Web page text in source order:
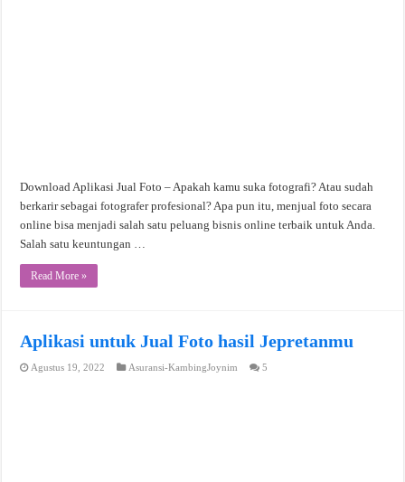
Download Aplikasi Jual Foto – Apakah kamu suka fotografi? Atau sudah
berkarir sebagai fotografer profesional? Apa pun itu, menjual foto secara
online bisa menjadi salah satu peluang bisnis online terbaik untuk Anda.
Salah satu keuntungan …
Read More »
Aplikasi untuk Jual Foto hasil Jepretanmu
Agustus 19, 2022 Asuransi-KambingJoynim 5